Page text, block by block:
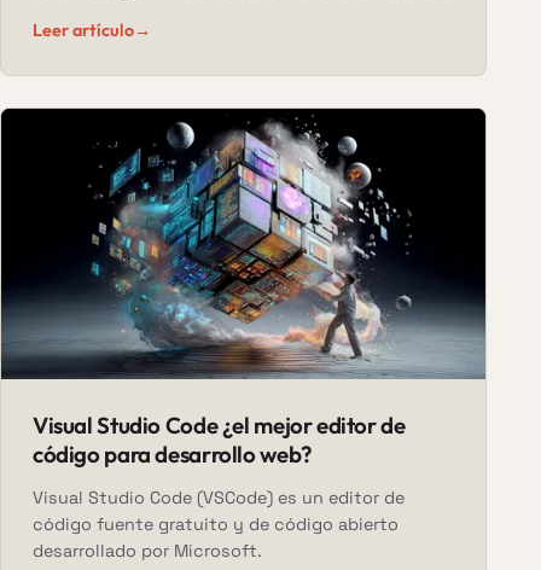
Leer artículo→
Visual Studio Code ¿el mejor editor de
código para desarrollo web?
Visual Studio Code (VSCode) es un editor de
código fuente gratuito y de código abierto
desarrollado por Microsoft.